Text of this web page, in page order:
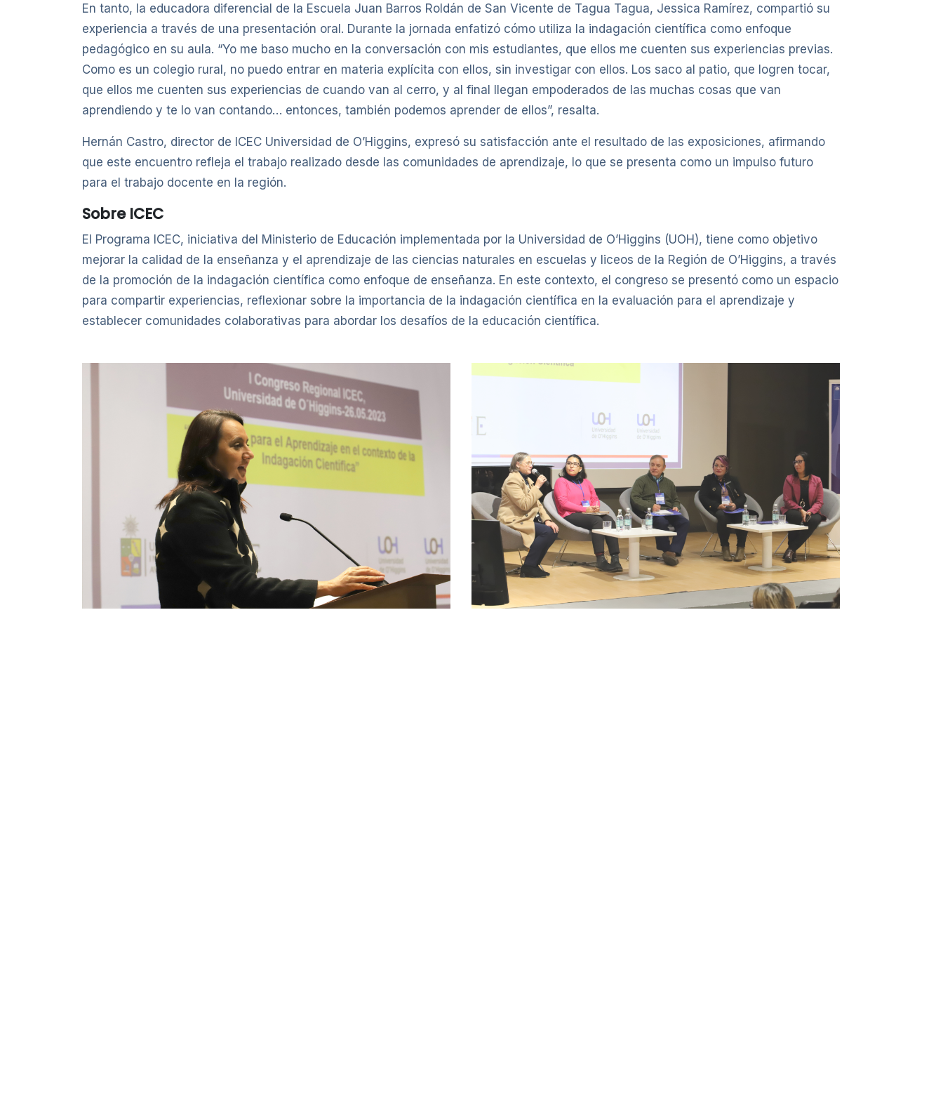
En tanto, la educadora diferencial de la Escuela Juan Barros Roldán de San Vicente de Tagua Tagua, Jessica Ramírez, compartió su
experiencia a través de una presentación oral. Durante la jornada enfatizó cómo utiliza la indagación científica como enfoque
pedagógico en su aula. “Yo me baso mucho en la conversación con mis estudiantes, que ellos me cuenten sus experiencias previas.
Como es un colegio rural, no puedo entrar en materia explícita con ellos, sin investigar con ellos. Los saco al patio, que logren tocar,
que ellos me cuenten sus experiencias de cuando van al cerro, y al final llegan empoderados de las muchas cosas que van
aprendiendo y te lo van contando… entonces, también podemos aprender de ellos”, resalta.
Hernán Castro, director de ICEC Universidad de O’Higgins, expresó su satisfacción ante el resultado de las exposiciones, afirmando
que este encuentro refleja el trabajo realizado desde las comunidades de aprendizaje, lo que se presenta como un impulso futuro
para el trabajo docente en la región.
Sobre ICEC
El Programa ICEC, iniciativa del Ministerio de Educación implementada por la Universidad de O’Higgins (UOH), tiene como objetivo
mejorar la calidad de la enseñanza y el aprendizaje de las ciencias naturales en escuelas y liceos de la Región de O’Higgins, a través
de la promoción de la indagación científica como enfoque de enseñanza. En este contexto, el congreso se presentó como un espacio
para compartir experiencias, reflexionar sobre la importancia de la indagación científica en la evaluación para el aprendizaje y
establecer comunidades colaborativas para abordar los desafíos de la educación científica.